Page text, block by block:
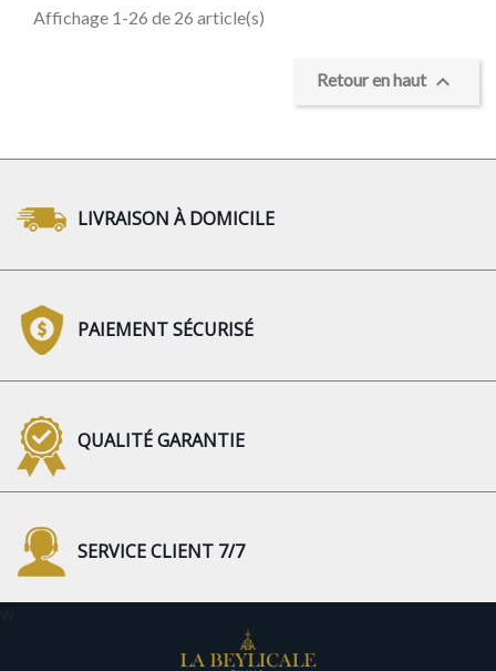
Affichage 1-26 de 26 article(s)
Retour en haut 
LIVRAISON À DOMICILE
PAIEMENT SÉCURISÉ
QUALITÉ GARANTIE
SERVICE CLIENT 7/7